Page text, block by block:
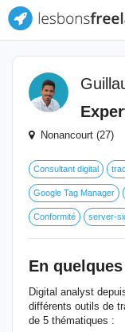
Nonancourt
Consultant digital
Google Tag Manager
Conformité server-
En
Digital analyst
différents outils de
de 5 thématiques :